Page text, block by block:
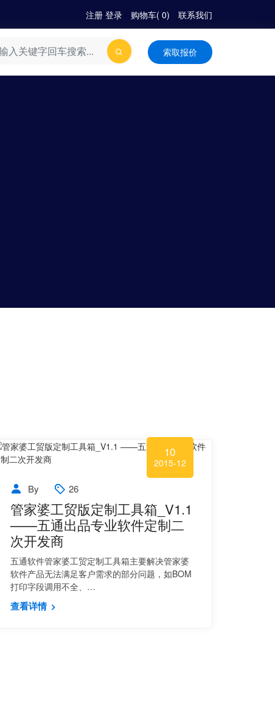
注册| 登录 购物车( 0) 联系我们
索取报价
10
2015-12
By 26
管家婆工贸版定制工具箱_V1.1
——五通出品专业软件定制二
次开发商
五通软件管家婆工贸定制工具箱主要解决管家婆
软件产品无法满足客户需求的部分问题，如BOM
打印字段调用不全、…
查看详情